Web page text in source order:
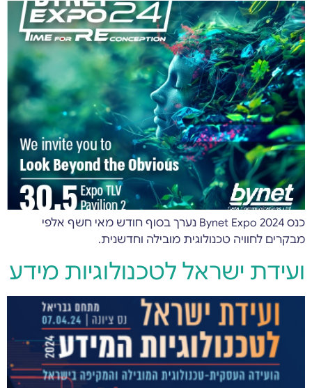
כנס Bynet Expo 2024 נערך בסוף חודש מאי חשף אלפי
מבקרים לחוויה טכנולוגית מובילה וחדשנית.
ועידת ישראל לטכנולוגיות מידע